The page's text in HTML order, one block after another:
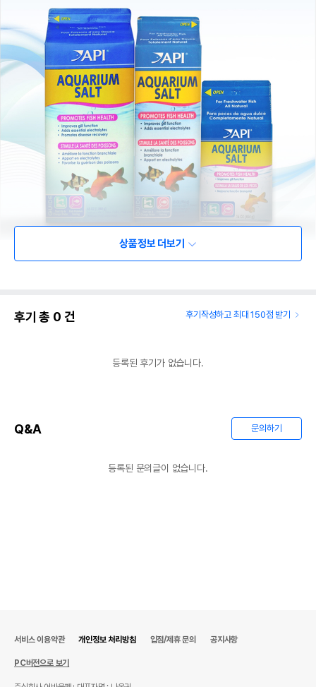
상품정보 더보기
후기 총 0 건 후기작성하고 최대 150점 받기
등록된 후기가 없습니다.
Q&A 문의하기
등록된 문의글이 없습니다.
서비스 이용약관 개인정보 처리방침 입점/제휴 문의 공지사항
PC버전으로 보기